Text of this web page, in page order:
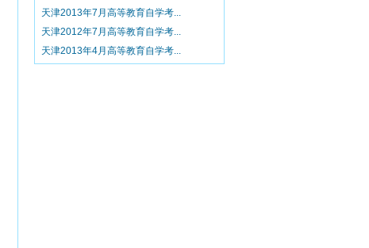
天津2013年7月高等教育自学考...
天津2012年7月高等教育自学考...
天津2013年4月高等教育自学考...